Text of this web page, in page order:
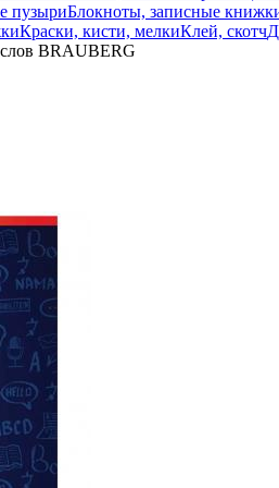
пузыриБлокноты, записные
Краски, кисти, мелкиКлей, скотч
BRAUBERG